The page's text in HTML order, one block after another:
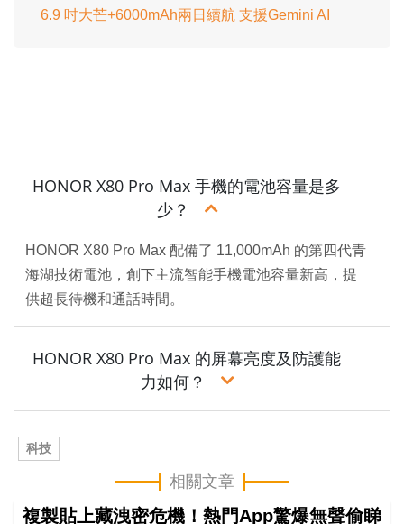
6.9 吋大芒+6000mAh兩日續航 支援Gemini AI
HONOR X80 Pro Max 手機的電池容量是多
少？
HONOR X80 Pro Max 配備了 11,000mAh 的第四代青
海湖技術電池，創下主流智能手機電池容量新高，提
供超長待機和通話時間。
HONOR X80 Pro Max 的屏幕亮度及防護能
力如何？
科技
相關文章
複製貼上藏洩密危機！熱門App驚爆無聲偷睇